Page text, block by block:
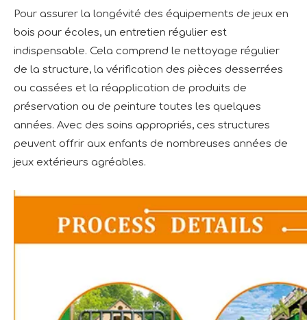
Pour assurer la longévité des équipements de jeux en
bois pour écoles, un entretien régulier est
indispensable. Cela comprend le nettoyage régulier
de la structure, la vérification des pièces desserrées
ou cassées et la réapplication de produits de
préservation ou de peinture toutes les quelques
années. Avec des soins appropriés, ces structures
peuvent offrir aux enfants de nombreuses années de
jeux extérieurs agréables.